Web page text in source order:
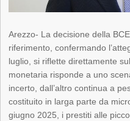
Arezzo- La decisione della
riferimento, confermando
luglio, si riflette direttamente
monetaria risponde a uno
incerto, dall’altro continua a
costituito in larga parte da
giugno 2025, i prestiti alle